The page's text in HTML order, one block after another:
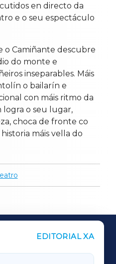
en directo da
e o seu espectáculo
o Camiñante descubre
do monte e
inseparables. Máis
o bailarín e
con máis ritmo da
logra o seu lugar,
choca de fronte co
máis vella do
EDITORIAL XA